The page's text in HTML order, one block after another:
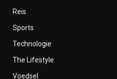
Reis
Sports
Technologie
The Lifestyle
Voedsel